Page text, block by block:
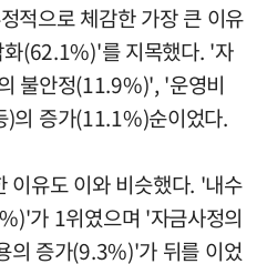
적으로 체감한 가장 큰 이유
(62.1%)'를 지목했다. '자
불안정(11.9%)', '운영비
)의 증가(11.1%)순이었다.
이유도 이와 비슷했다. '내수
가 1위였으며 '자금사정의
증가(9.3%)'가 뒤를 이었